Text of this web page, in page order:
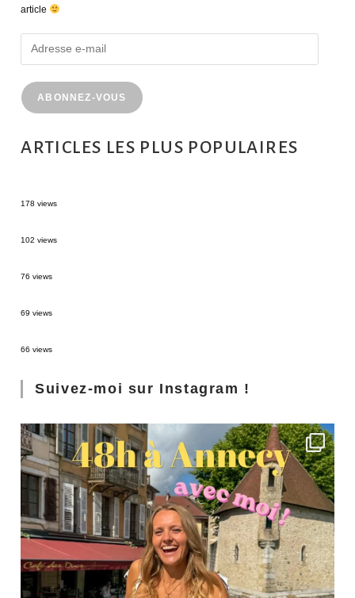
article
ABONNEZ-VOUS
ARTICLES LES PLUS POPULAIRES
178 views
102 views
76 views
69 views
66 views
Suivez-moi sur Instagram !